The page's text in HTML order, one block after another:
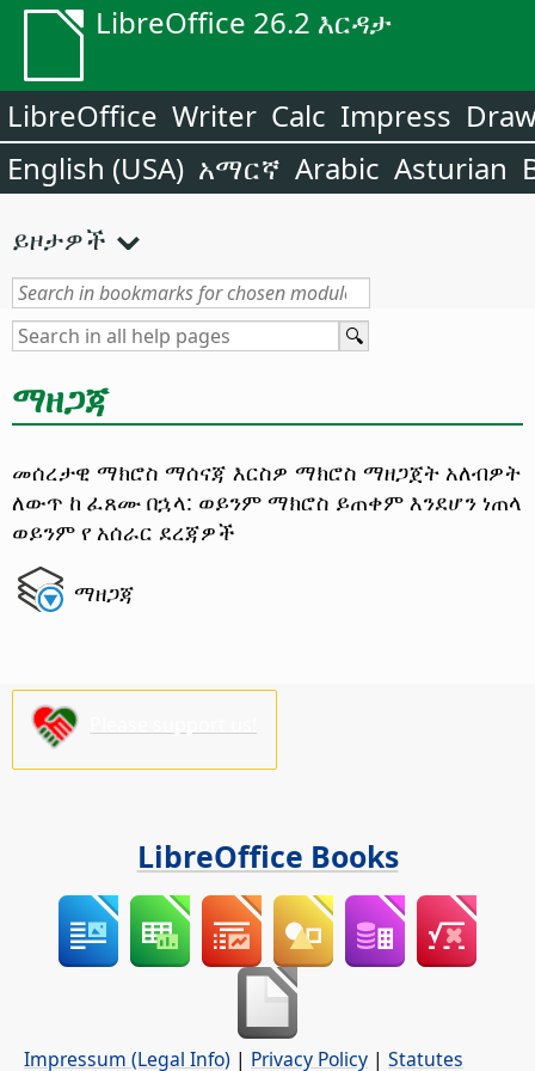
LibreOffice 26.2 እርዳታ
LibreOffice Writer Calc Impress
English (USA) አማርኛ Arabic Asturian
ይዞታዎች
ማዘጋጃ
መሰረታዊ ማክሮስ ማሰናጃ እርስዎ ማክሮስ ማዘጋጀት አለብዎት
ለውጥ ከ ፈጸሙ በኋላ: ወይንም ማክሮስ ይጠቀም እንደሆን ነጠላ
ወይንም የ አሰራር ደረጃዎች
ማዘጋጃ
LibreOffice Books
Impressum (Legal Info) | Privacy Policy | Statutes